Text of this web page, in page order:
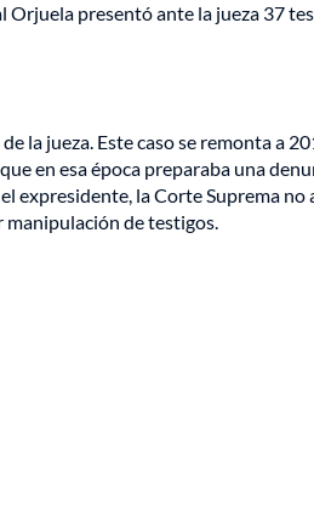
Orjuela presentó ante la jueza 37
la jueza. Este caso se remonta a
en esa época preparaba una
expresidente, la Corte Suprema no
manipulación de testigos.